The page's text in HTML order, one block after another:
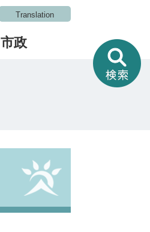
Translation
市政
情
報
を